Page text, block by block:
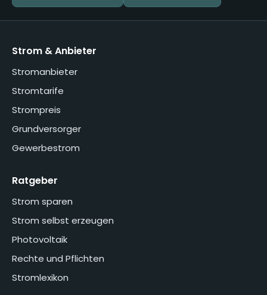
Strom & Anbieter
Stromanbieter
Stromtarife
Strompreis
Grundversorger
Gewerbestrom
Ratgeber
Strom sparen
Strom selbst erzeugen
Photovoltaik
Rechte und Pflichten
Stromlexikon